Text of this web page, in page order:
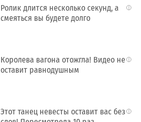
i
Ролик длится несколько секунд, а
смеяться вы будете долго
i
Королева вагона отожгла! Видео не
оставит равнодушным
i
Этот танец невесты оставит вас без